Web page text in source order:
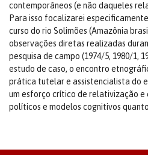
contemporâneos (e não daqueles
Para isso focalizarei
curso do rio Solimões (Amazônia
observações diretas realizadas
pesquisa de campo (1974/5, 1980/1,
estudo de caso, o encontro
prática tutelar e assistencialista do
um esforço crítico de relativização e
políticos e modelos cognitivos